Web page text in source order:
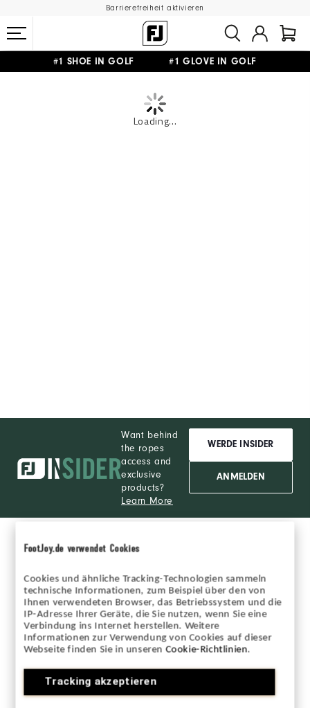
FootJoy.de verwendet Cookies
Cookies und ähnliche Tracking-Technologien sammeln
technische Informationen, zum Beispiel über den von
Ihnen verwendeten Browser, das Betriebssystem und die
IP-Adresse Ihrer Geräte, die Sie nutzen, wenn Sie eine
Verbindung ins Internet herstellen. Weitere
Informationen zur Verwendung von Cookies auf dieser
Webseite finden Sie in unserenCookie-Richtlinien.
Tracking akzeptieren
Barrierefreiheit aktivieren
#1 SHOE IN GOLF #1 GLOVE IN GOLF
Want behind
the ropes
access and
exclusive
products?
Learn More
WERDE INSIDER
ANMELDEN
Melde Dich für unseren FootJoy Newsletter an
und bleibe auf dem Laufenden.
Melde Dich an, um den FJ Newsletter zu erhalten und stimme